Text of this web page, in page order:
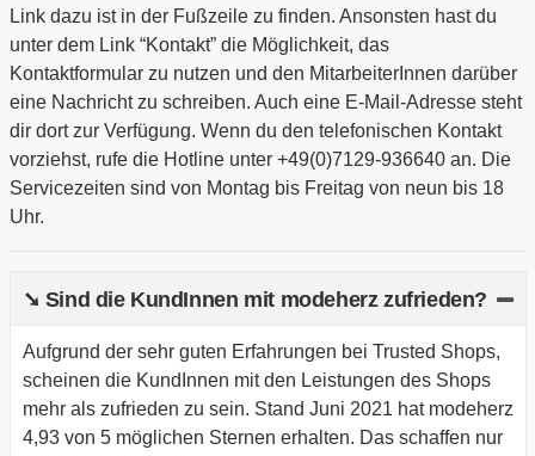
Link dazu ist in der Fußzeile zu finden. Ansonsten hast du
unter dem Link “Kontakt” die Möglichkeit, das
Kontaktformular zu nutzen und den MitarbeiterInnen darüber
eine Nachricht zu schreiben. Auch eine E-Mail-Adresse steht
dir dort zur Verfügung. Wenn du den telefonischen Kontakt
vorziehst, rufe die Hotline unter +49(0)7129-936640 an. Die
Servicezeiten sind von Montag bis Freitag von neun bis 18
Uhr.
➘ Sind die KundInnen mit modeherz zufrieden?
Aufgrund der sehr guten Erfahrungen bei Trusted Shops,
scheinen die KundInnen mit den Leistungen des Shops
mehr als zufrieden zu sein. Stand Juni 2021 hat modeherz
4,93 von 5 möglichen Sternen erhalten. Das schaffen nur